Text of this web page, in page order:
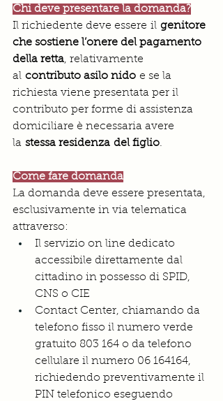
Chi deve presentare la domanda?
Il richiedente deve essere il genitore
che sostiene l’onere del pagamento
della retta, relativamente
al contributo asilo nido e se la
richiesta viene presentata per il
contributo per forme di assistenza
domiciliare è necessaria avere
la stessa residenza del figlio.
Come fare domanda
La domanda deve essere presentata,
esclusivamente in via telematica
attraverso:
Il servizio on line dedicato
accessibile direttamente dal
cittadino in possesso di SPID,
CNS o CIE
Contact Center, chiamando da
telefono fisso il numero verde
gratuito 803 164 o da telefono
cellulare il numero 06 164164,
richiedendo preventivamente il
PIN telefonico eseguendo